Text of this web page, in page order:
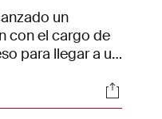
un
con el cargo de
para llegar a un
algunos pasos.
pueda